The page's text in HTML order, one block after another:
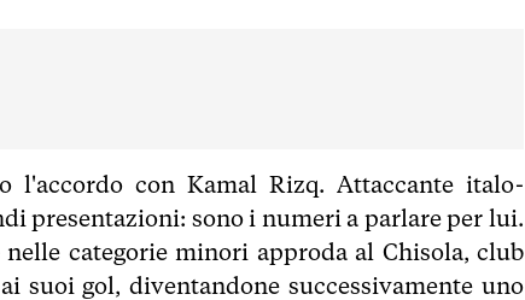
l'accordo con Kamal Rizq. Attaccante italo-
presentazioni: sono i numeri a parlare per lui.
categorie minori approda al Chisola, club
suoi gol, diventandone successivamente uno